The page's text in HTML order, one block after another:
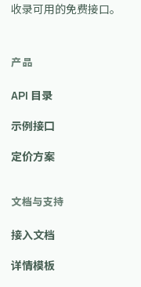
收录可用的免费接口。
产品
API 目录
示例接口
定价方案
文档与支持
接入文档
详情模板